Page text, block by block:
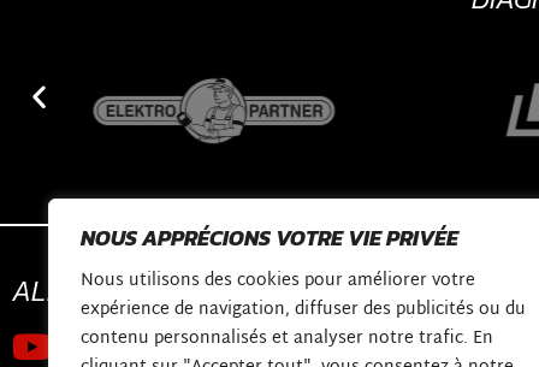
NOUS APPRÉCIONS VOTRE VIE PRIVÉE
Nous utilisons des cookies pour améliorer votre
expérience de navigation, diffuser des publicités ou du
contenu personnalisés et analyser notre trafic. En
ALLONSCONNECTER
Chaîne Youtube
CONTACTER